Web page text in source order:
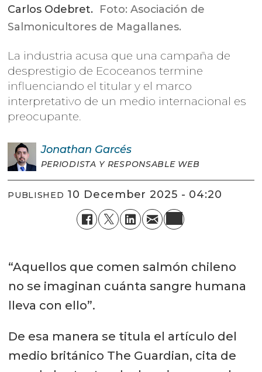
Carlos Odebret. Foto: Asociación de
Salmonicultores de Magallanes.
La industria acusa que una campaña de
desprestigio de Ecoceanos termine
influenciando el titular y el marco
interpretativo de un medio internacional es
preocupante.
Jonathan Garcés
PERIODISTA Y RESPONSABLE WEB
PUBLISHED 10 December 2025 - 04:20
“Aquellos que comen salmón chileno
no se imaginan cuánta sangre humana
lleva con ello”.
De esa manera se titula el artículo del
medio británico The Guardian, cita de